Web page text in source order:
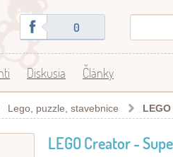
0
Diskusia Články
Lego, puzzle, stavebnice
LEGO Creator -